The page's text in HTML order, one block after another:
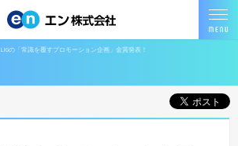
LIGの「常識を覆すプロモーション企画」金賞発表！